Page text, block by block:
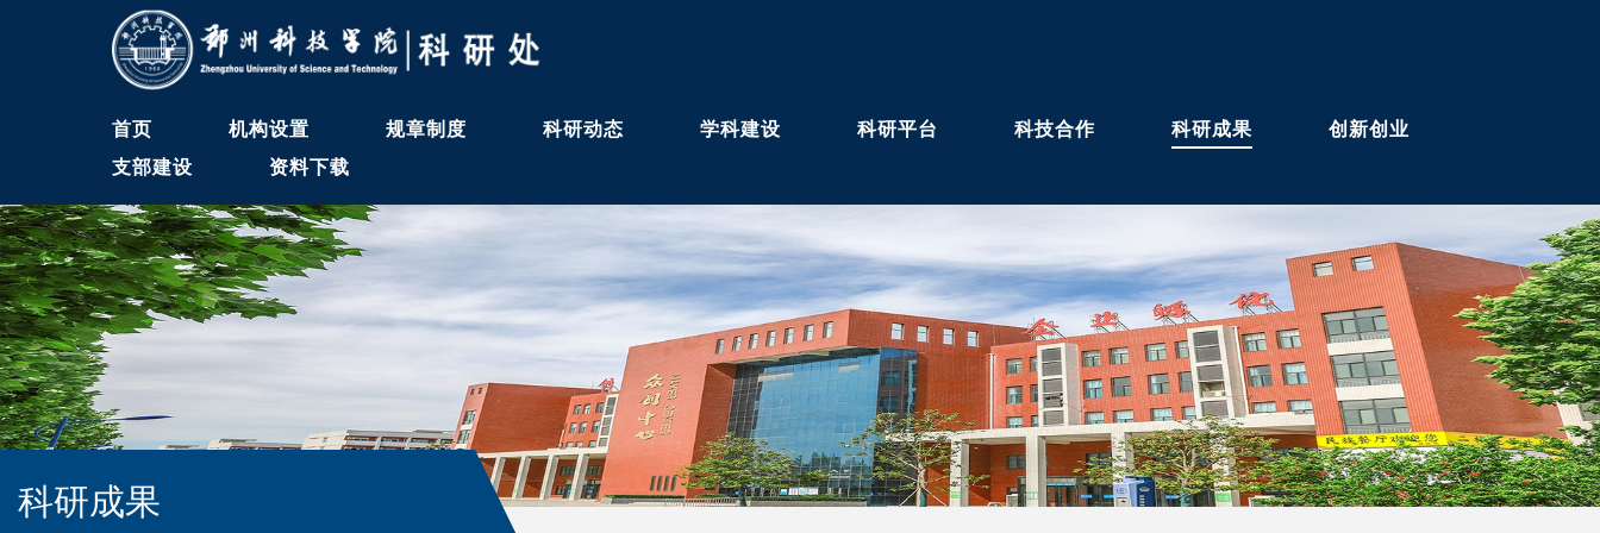
首页 机构设置 规章制度 科研动态 学科建设 科研平台 科技合作 科研成果
创新创业
支部建设
资料下载
科研成果